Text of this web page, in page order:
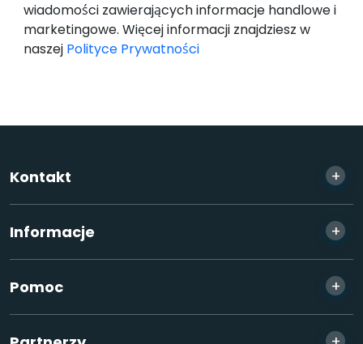
wiadomości zawierających informacje handlowe i
marketingowe. Więcej informacji znajdziesz w
naszej Polityce Prywatności
Kontakt +
Informacje +
Pomoc +